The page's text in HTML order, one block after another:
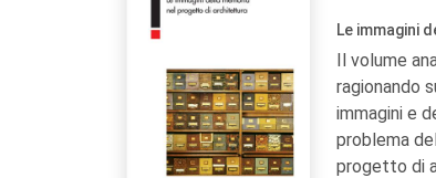
Le immagini
Il volume
ragionando
immagini e
problema
progetto di